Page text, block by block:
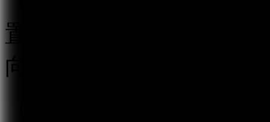
置等信息安全管理制度
向有关主管部门报告。